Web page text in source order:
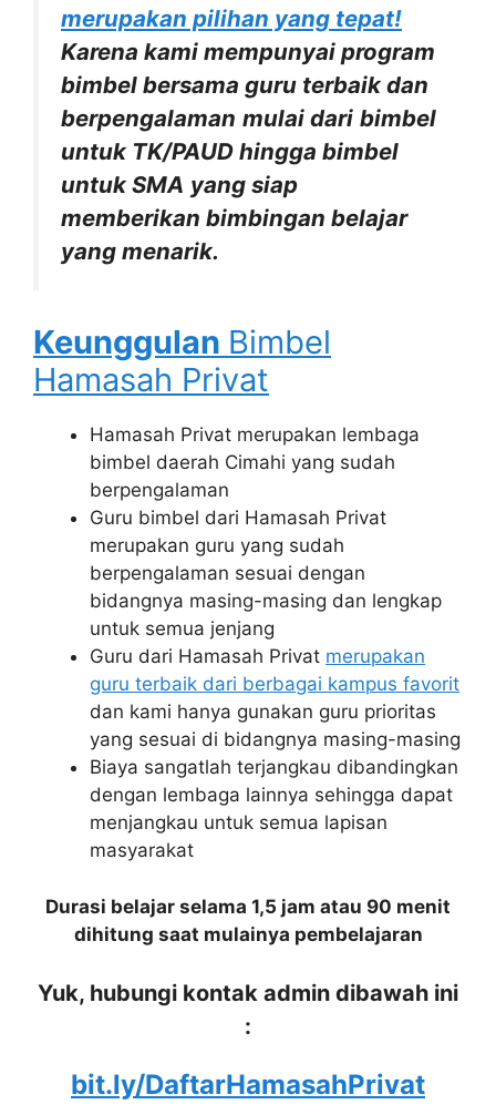
merupakan pilihan yang tepat!
Karena kami mempunyai program
bimbel bersama guru terbaik dan
berpengalaman mulai dari bimbel
untuk TK/PAUD hingga bimbel
untuk SMA yang siap
memberikan bimbingan belajar
yang menarik.
Keunggulan Bimbel
Hamasah Privat
Hamasah Privat merupakan lembaga
bimbel daerah Cimahi yang sudah
berpengalaman
Guru bimbel dari Hamasah Privat
merupakan guru yang sudah
berpengalaman sesuai dengan
bidangnya masing-masing dan lengkap
untuk semua jenjang
Guru dari Hamasah Privat merupakan
guru terbaik dari berbagai kampus favorit
dan kami hanya gunakan guru prioritas
yang sesuai di bidangnya masing-masing
Biaya sangatlah terjangkau dibandingkan
dengan lembaga lainnya sehingga dapat
menjangkau untuk semua lapisan
masyarakat
Durasi belajar selama 1,5 jam atau 90 menit
dihitung saat mulainya pembelajaran
Yuk, hubungi kontak admin dibawah ini
:
bit.ly/DaftarHamasahPrivat